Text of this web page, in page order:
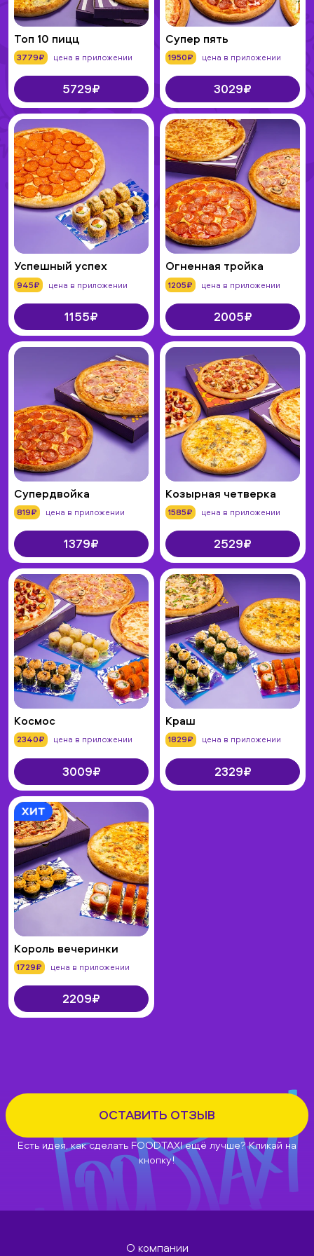
Топ 10 пицц
3779₽ цена в приложении
5729₽
Супер пять
1950₽ цена в приложении
3029₽
Успешный успех
945₽ цена в приложении
1155₽
Огненная тройка
1205₽ цена в приложении
2005₽
Супердвойка
819₽ цена в приложении
1379₽
Козырная четверка
1585₽ цена в приложении
2529₽
Космос
2340₽ цена в приложении
3009₽
Краш
1829₽ цена в приложении
2329₽
Король вечеринки
1729₽ цена в приложении
2209₽
ОСТАВИТЬ ОТЗЫВ
Есть идея, как сделать FOODTAXI ещё лучше? Кликай на
кнопку!
О компании